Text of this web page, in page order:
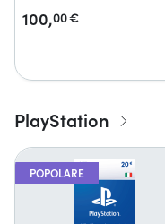
100,00€
PlayStation
POPOLARE